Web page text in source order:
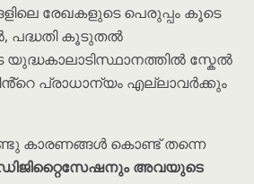
രേഖകളുടെ പെരുപ്പം കൂടെ
പദ്ധതി കൂടുതൽ
സ്കേൽ
പ്രാധാന്യം എല്ലാവർക്കും
കാരണങ്ങൾ കൊണ്ട് തന്നെ
അവയുടെ